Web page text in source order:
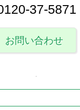
37-5871
お問い合わせ